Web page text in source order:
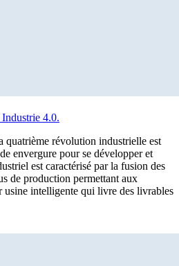
4.0.
quatrième révolution industrielle est
envergure pour se développer et
est caractérisé par la fusion des
de production permettant aux
usine intelligente qui livre des livrables